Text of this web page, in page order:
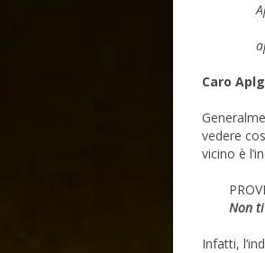
Caro
vedere
vicino è
Non
Infatti,